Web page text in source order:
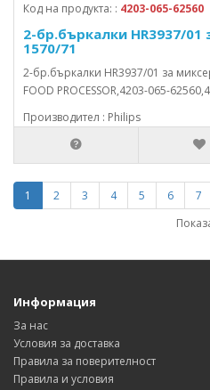
Код на продукта: : 4203-065-62560
2-бр.бъркалки HR3937/01
1570/71
2-бр.бъркалки HR3937/01 за
FOOD PROCESSOR,4203-065-
Производител : Philips
1 2 3 4 5 6 7
Информация
За нас
Условия за доставка
Правила за поверителност
Правила и условия